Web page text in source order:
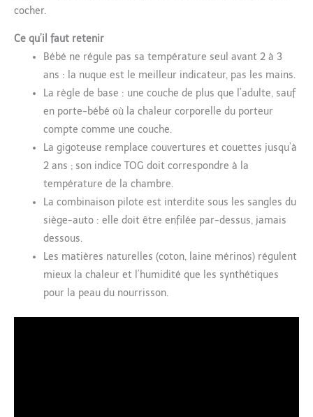
cocher.
Ce qu’il faut retenir
Bébé ne régule pas sa température seul avant 2 à 3
ans : la nuque est le meilleur indicateur, pas les mains.
La règle de base : une couche de plus que l’adulte, sauf
en porte-bébé où la chaleur corporelle du porteur
compte comme une couche.
La gigoteuse remplace couvertures et couettes jusqu’à
2 ans ; son indice TOG doit correspondre à la
température de la chambre.
La combinaison pilote est interdite sous les sangles du
siège-auto : elle doit être enfilée par-dessus, jamais
dessous.
Les matières naturelles (coton, laine mérinos) régulent
mieux la chaleur et l’humidité que les synthétiques
pour la peau du nourrisson.